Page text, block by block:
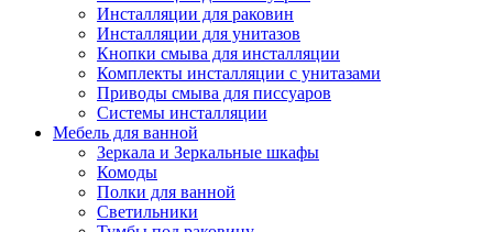
Инсталляции для раковин
Инсталляции для унитазов
Кнопки смыва для инсталляции
Комплекты инсталляции с унитазами
Приводы смыва для писсуаров
Системы инсталляции
Мебель для ванной
Зеркала и Зеркальные шкафы
Комоды
Полки для ванной
Светильники